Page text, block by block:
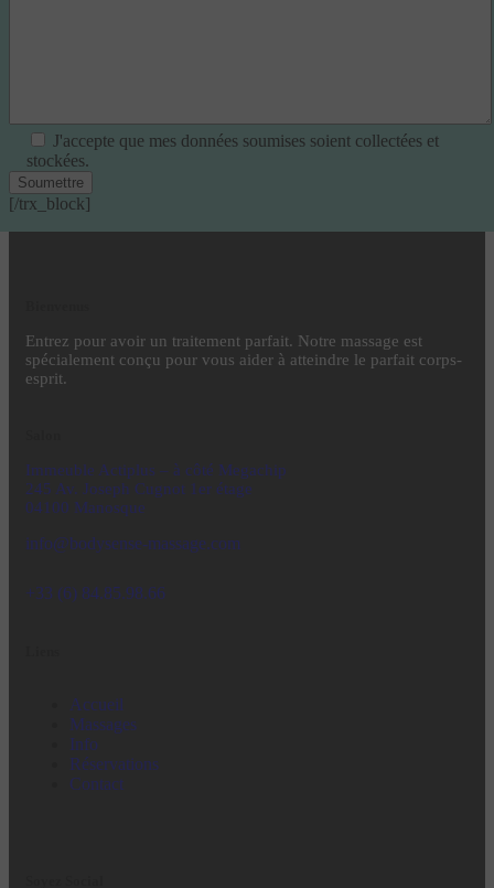
J'accepte que mes données soumises soient collectées et
stockées.
[/trx_block]
Entrez pour avoir un traitement parfait. Notre massage est
spécialement conçu pour vous aider à atteindre le parfait corps-
esprit.
Immeuble Actiplus – à côté Megachip
245 Av. Joseph Cugnot 1er étage
04100 Manosque
info@bodysense-massage.com
+33 (6) 84.85.98.66
Accueil
Massages
Info
Réservations
Contact